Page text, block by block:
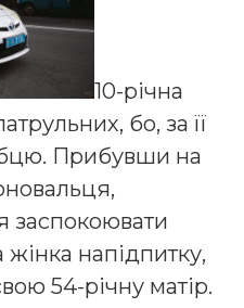
10-річна
бо, за її
Прибувши на
заспокоювати
напідпитку,
54-річну матір.